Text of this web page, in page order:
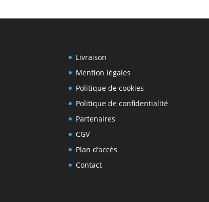
Livraison
Mention légales
Politique de cookies
Politique de confidentialité
Partenaires
CGV
Plan d’accès
Contact